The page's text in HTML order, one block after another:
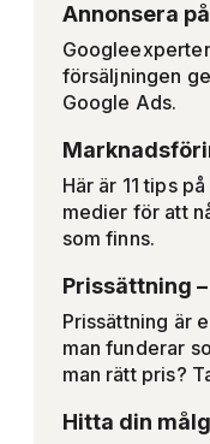
Annonsera
försäljningen
Google Ads.
Här är 11 tips
medier för att
som finns.
Prissättning
Prissättning är
man funderar
man rätt pris?
Hitta din